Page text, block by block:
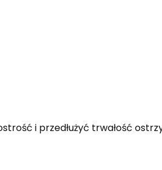
i przedłużyć trwałość